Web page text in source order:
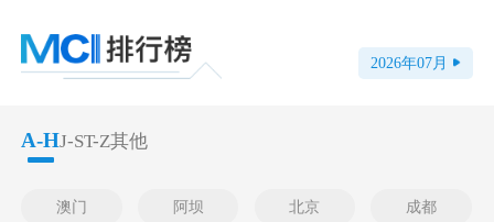
2026年07月
A-HJ-ST-Z其他
澳门 阿坝 北京 成都